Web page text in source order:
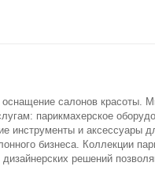
салонов красоты.
парикмахерское
инструменты и аксессуары
бизнеса. Коллекции
решений